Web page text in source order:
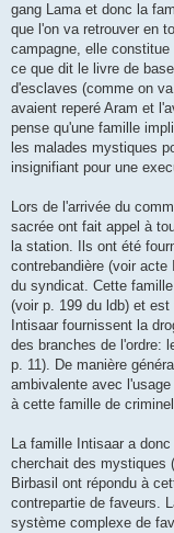
gang Lama et donc la
que l'on va retrouver en
campagne, elle
ce que dit le livre de
d'esclaves (comme on
avaient reperé Aram et
pense qu'une famille
les malades mystiques
insignifiant pour une
Lors de l'arrivée du
sacrée ont fait appel à
la station. Ils ont été
contrebandière (voir
du syndicat. Cette
(voir p. 199 du ldb) et
Intisaar fournissent la
des branches de l'ordre:
p. 11). De manière
ambivalente avec
à cette famille de
La famille Intisaar a
cherchait des mystiques
Birbasil ont répondu à
contrepartie de faveurs.
système complexe de